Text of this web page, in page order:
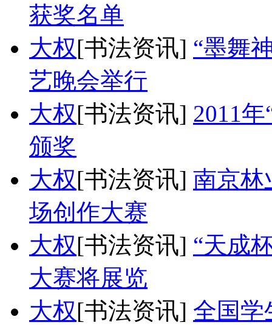
获奖名单
大权[书法资讯] “墨舞
艺晚会举行
大权[书法资讯] 2011
颁奖
大权[书法资讯] 南京林
场创作大赛
大权[书法资讯] “天成
大赛将展览
大权[书法资讯] 全国学